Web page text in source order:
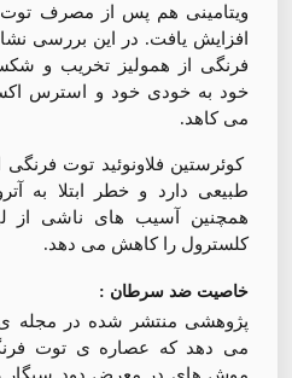
ویتامینی هم پس از مصرف توت
افزایش یافت. در این بررسی
فرنگی از همولیز تخریب و
خود به خودی خود و استرس
می کاهد.
کوئرستین فلاونوئید توت
طبیعی دارد و خطر ابتلا به
همچنین آسیب های ناشی از
کلسترول را کاهش می دهد.
خاصیت ضد سرطان :
پژوهشی منتشر شده در مجله
می دهد که عصاره ی توت